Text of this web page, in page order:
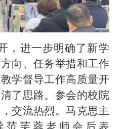
，进一步明确了新学
向、任务举措和工作
学督导工作高质量开
了思路。参会的校院
交流热烈。马克思主
范芙蓉老师会后表